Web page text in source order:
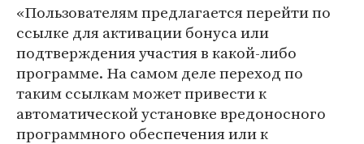
«Пользователям предлагается перейти по
ссылке для активации бонуса или
подтверждения участия в какой-либо
программе. На самом деле переход по
таким ссылкам может привести к
автоматической установке вредоносного
программного обеспечения или к